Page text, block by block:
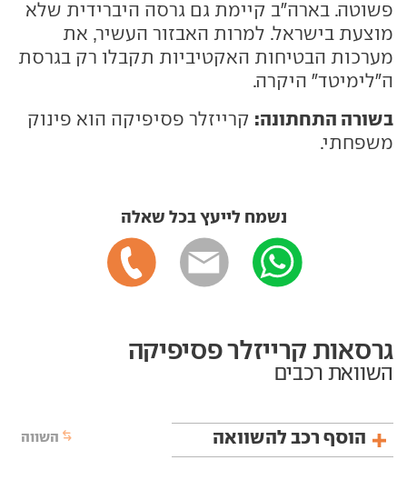
פשוטה. בארה"ב קיימת גם גרסה היברידית שלא
מוצעת בישראל. למרות האבזור העשיר, את
מערכות הבטיחות האקטיביות תקבלו רק בגרסת
ה"לימיטד" היקרה.
בשורה התחתונה: קרייזלר פסיפיקה הוא פינוק
משפחתי.
נשמח לייעץ בכל שאלה
גרסאות קרייזלר פסיפיקה
השוואת רכבים
הוסף רכב להשוואה השווה